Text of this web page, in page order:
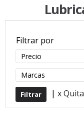
Filtrar por
Precio
Marcas
| x